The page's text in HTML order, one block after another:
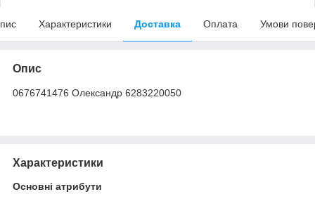
Характеристики Доставка Оплата Умови
Опис
0676741476 Олександр 6283220050
Характеристики
Основні атрибути